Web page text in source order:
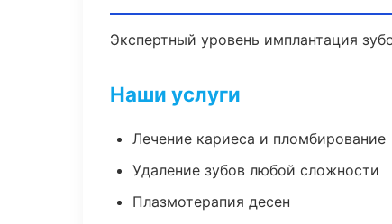
Экспертный уровень имплантация
Наши услуги
Лечение кариеса и пломбирование
Удаление зубов любой сложности
Плазмотерапия десен